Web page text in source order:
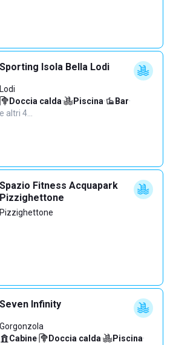
Sporting Isola Bella Lodi
Lodi
Doccia calda· Piscina· Bar·
e altri 4…
Spazio Fitness Acquapark
Pizzighettone
Pizzighettone
Seven Infinity
Gorgonzola
Cabine· Doccia calda· Piscina·